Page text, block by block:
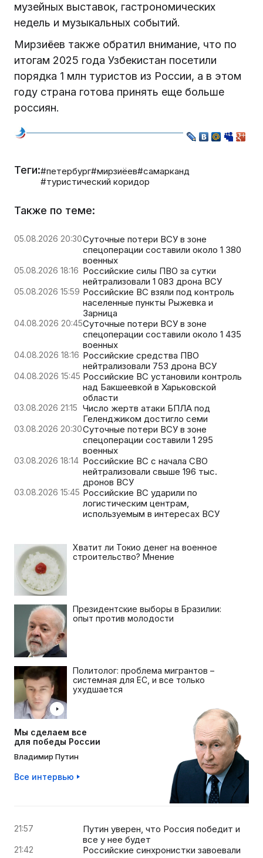
музейных выставок, гастрономических
недель и музыкальных событий.
Мирзиёев также обратил внимание, что по
итогам 2025 года Узбекистан посетили
порядка 1 млн туристов из России, а в этом
году страна готова принять еще больше
россиян.
Теги:#петербург#мирзиёев#самарканд
#туристический коридор
Также по теме:
05.08.2026 20:30Суточные потери ВСУ в зоне
спецоперации составили около 1 380
военных
05.08.2026 18:16 Российские силы ПВО за сутки
нейтрализовали 1 083 дрона ВСУ
05.08.2026 15:59 Российские ВС взяли под контроль
населенные пункты Рыжевка и
Зарница
04.08.2026 20:45Суточные потери ВСУ в зоне
спецоперации составили около 1 435
военных
04.08.2026 18:16 Российские средства ПВО
нейтрализовали 753 дрона ВСУ
04.08.2026 15:45 Российские ВС установили контроль
над Бакшеевкой в Харьковской
области
03.08.2026 21:15 Число жертв атаки БПЛА под
Геленджиком достигло семи
03.08.2026 20:30Суточные потери ВСУ в зоне
спецоперации составили 1 295
военных
03.08.2026 18:14 Российские ВС с начала СВО
нейтрализовали свыше 196 тыс.
дронов ВСУ
03.08.2026 15:45 Российские ВС ударили по
логистическим центрам,
используемым в интересах ВСУ
Хватит ли Токио денег на военное
строительство? Мнение
Президентские выборы в Бразилии:
опыт против молодости
Политолог: проблема мигрантов –
системная для ЕС, и все только
ухудшается
Мы сделаем все
для победы России
Владимир Путин
Все интервью
21:57
Путин уверен, что Россия победит и
все у нее будет
21:42
Российские синхронистки завоевали